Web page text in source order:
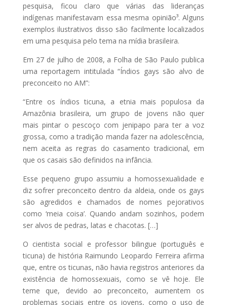
pesquisa, ficou claro que várias das lideranças
indígenas manifestavam essa mesma opinião³. Alguns
exemplos ilustrativos disso são facilmente localizados
em uma pesquisa pelo tema na mídia brasileira.
Em 27 de julho de 2008, a Folha de São Paulo publica
uma reportagem intitulada “Índios gays são alvo de
preconceito no AM”:
“Entre os índios ticuna, a etnia mais populosa da
Amazônia brasileira, um grupo de jovens não quer
mais pintar o pescoço com jenipapo para ter a voz
grossa, como a tradição manda fazer na adolescência,
nem aceita as regras do casamento tradicional, em
que os casais são definidos na infância.
Esse pequeno grupo assumiu a homossexualidade e
diz sofrer preconceito dentro da aldeia, onde os gays
são agredidos e chamados de nomes pejorativos
como ‘meia coisa’. Quando andam sozinhos, podem
ser alvos de pedras, latas e chacotas. […]
O cientista social e professor bilingue (português e
ticuna) de história Raimundo Leopardo Ferreira afirma
que, entre os ticunas, não havia registros anteriores da
existência de homossexuais, como se vê hoje. Ele
teme que, devido ao preconceito, aumentem os
problemas sociais entre os jovens, como o uso de